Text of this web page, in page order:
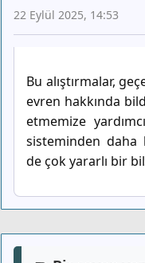
22 Eylül 2025, 14:53
Bu alıştırmalar,
evren hakkında
etmemize
sisteminden
de çok yararlı bir